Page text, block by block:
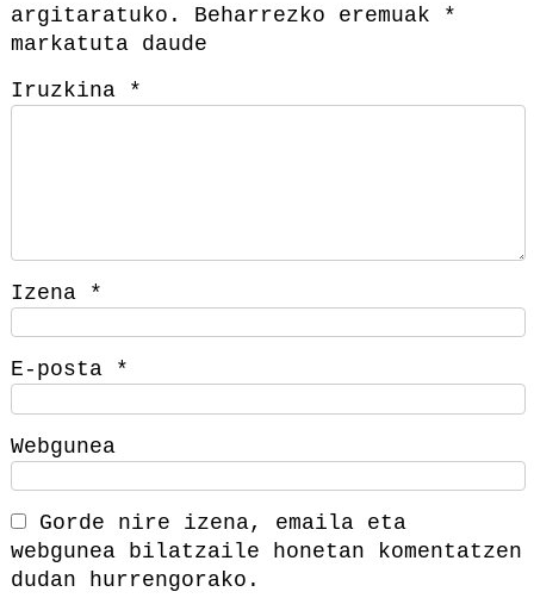
argitaratuko.
Beharrezko eremuak
*
markatuta daude
Iruzkina
*
Izena *
E-posta *
Webgunea
Gorde nire izena, emaila eta
webgunea bilatzaile honetan komentatzen
dudan hurrengorako.